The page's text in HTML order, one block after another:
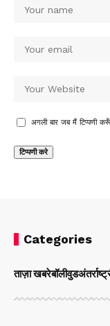
अगली बार जब मैं टिप्पणी
Categories
ताज़ा खबरेबॉलीवुड